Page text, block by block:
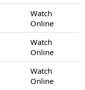
Watch
Online
Watch
Online
Watch
Online